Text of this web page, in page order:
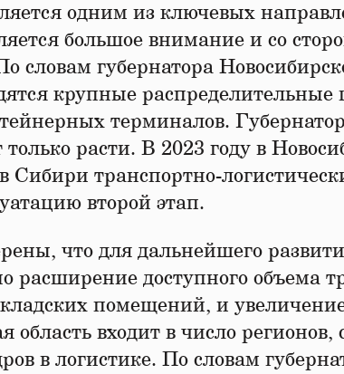
одним из ключевых
большое внимание и со
словам губернатора
крупные распределительные
терминалов.
только расти. В 2023 году в
транспортно-
второй этап.
что для дальнейшего
расширение доступного объема
помещений, и
область входит в число
в логистике. По словам